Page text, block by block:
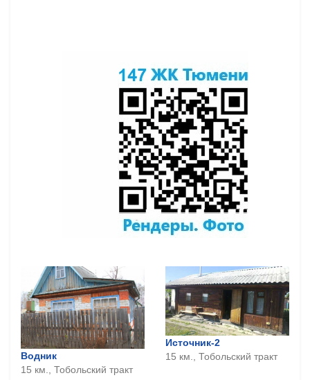
Водник
15 км., Тобольский тракт
Источник-2
15 км., Тобольский тракт